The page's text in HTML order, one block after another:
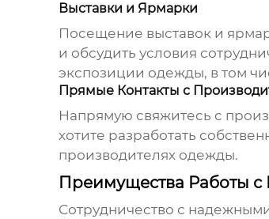
Выставки и Ярмарки
Посещение выставок и
и обсудить условия
экспозиции одежды, в том
Прямые Контакты с
Напрямую свяжитесь с
хотите разработать
производителях одежды.
Преимущества Работы
Сотрудничество с